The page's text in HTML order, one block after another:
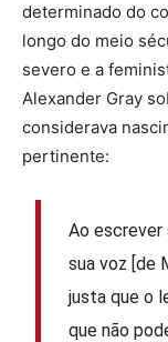
determinado do
longo do meio
severo e a
Alexander Gray
considerava
pertinente:
Ao escrever
sua voz [de
justa que o
que não